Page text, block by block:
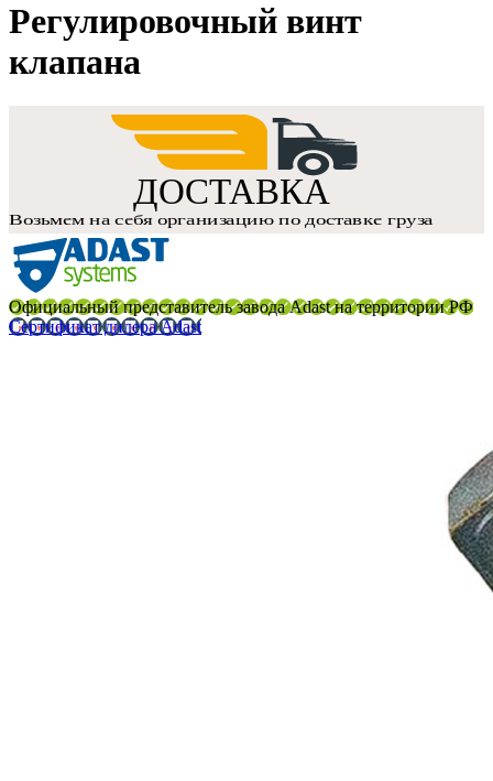
Регулировочный винт
клапана
Официальный представитель завода Adast на территории РФ
Сертификат дилера Adast